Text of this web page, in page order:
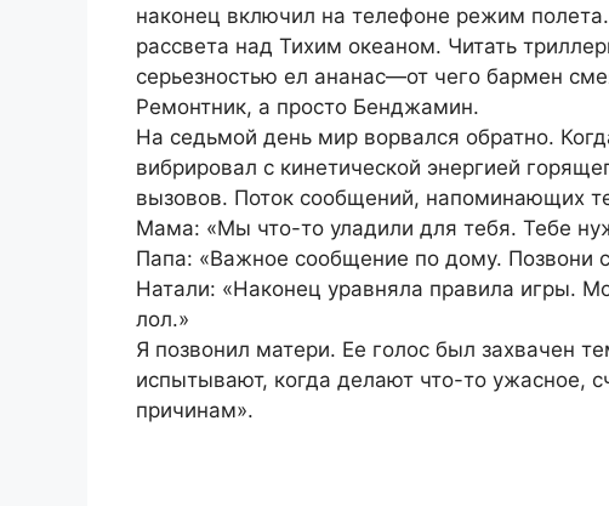
наконец включил на телефоне режим
рассвета над Тихим океаном. Читать
серьезностью ел ананас—от чего бармен
Ремонтник, а просто Бенджамин.
На седьмой день мир ворвался обратно.
вибрировал с кинетической энергией
вызовов. Поток сообщений, напоминающих
Мама: «Мы что-то уладили для тебя. Тебе
Папа: «Важное сообщение по дому. Позвони
Натали: «Наконец уравняла правила игры.
лол.»
Я позвонил матери. Ее голос был захвачен
испытывают, когда делают что-то ужасное,
причинам».